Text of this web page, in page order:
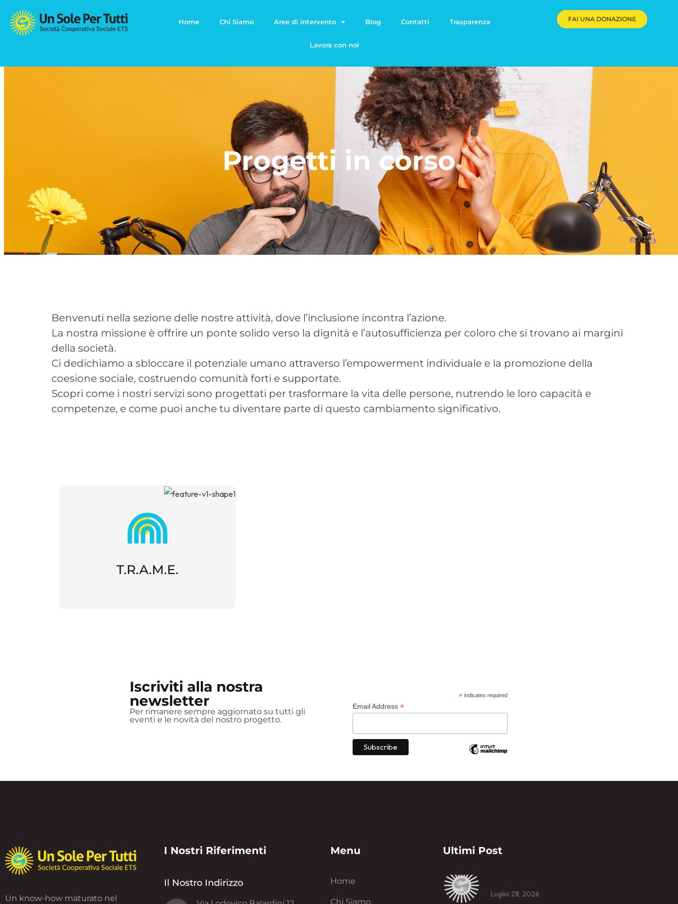
Home Chi Siamo Aree di intervento Blog Contatti Trasparenza
Lavora con noi
FAI UNA DONAZIONE
Progetti in corso
Benvenuti nella sezione delle nostre attività, dove l’inclusione incontra l’azione.
La nostra missione è offrire un ponte solido verso la dignità e l’autosufficienza per coloro che si trovano ai margini
della società.
Ci dedichiamo a sbloccare il potenziale umano attraverso l’empowerment individuale e la promozione della
coesione sociale, costruendo comunità forti e supportate.
Scopri come i nostri servizi sono progettati per trasformare la vita delle persone, nutrendo le loro capacità e
competenze, e come puoi anche tu diventare parte di questo cambiamento significativo.
T.R.A.M.E.
Iscriviti alla nostra
newsletter
Per rimanere sempre aggiornato su tutti gli
eventi e le novità del nostro progetto.
*indicates required
Email Address *
Un know-how maturato nel
I Nostri Riferimenti
Il Nostro Indirizzo
Menu
Home
Chi Siamo
Ultimi Post
Luglio 28, 2026